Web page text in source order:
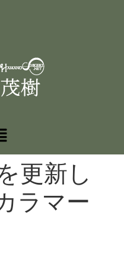
更新し
ラマー